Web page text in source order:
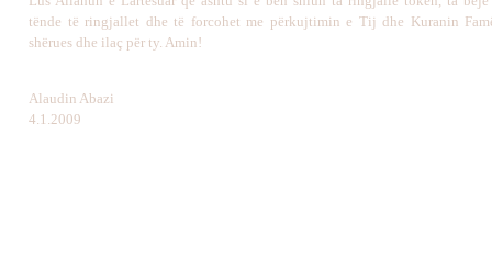
tënde të ringjallet dhe të forcohet me përkujtimin e Tij dhe Kuranin
shërues dhe ilaç për ty. Amin!
Alaudin Abazi
4.1.2009